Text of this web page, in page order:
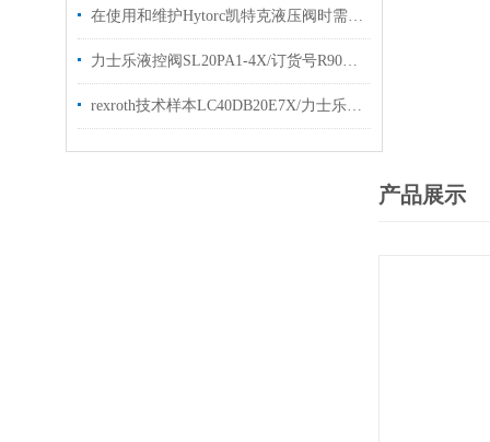
在使用和维护Hytorc凯特克液压阀时需要注意的事项
力士乐液控阀SL20PA1-4X/订货号R900587559现货出售
rexroth技术样本LC40DB20E7X/力士乐插装阀
产品展示